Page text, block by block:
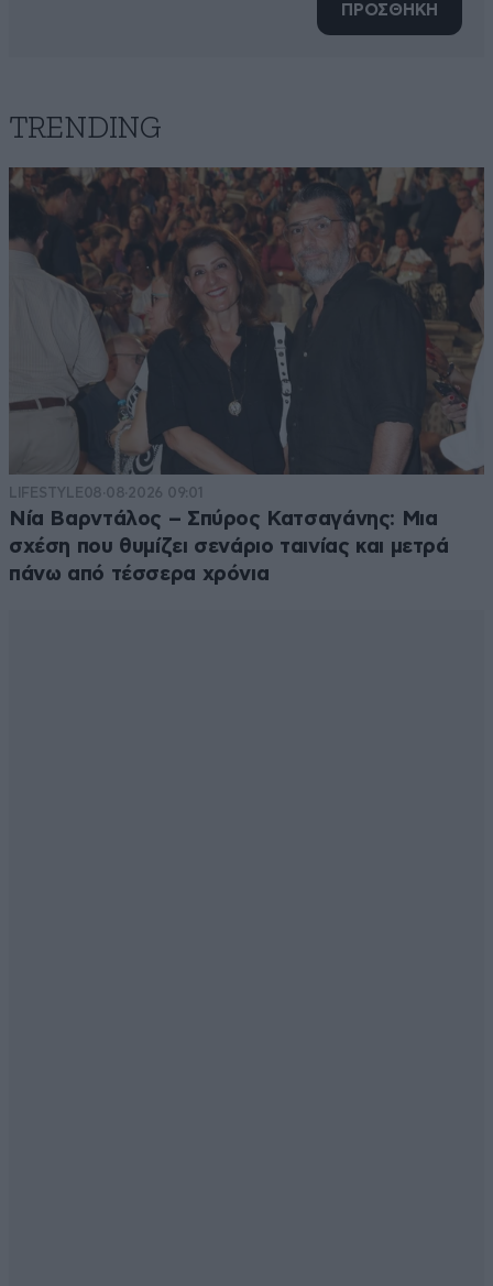
ΠΡΟΣΘΗΚΗ
TRENDING
LIFESTYLE08·08·2026 09:01
Νία Βαρντάλος – Σπύρος Κατσαγάνης: Μια
σχέση που θυμίζει σενάριο ταινίας και μετρά
πάνω από τέσσερα χρόνια